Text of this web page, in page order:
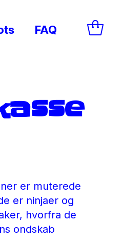
FAQ
er muterede
er ninjaer og
hvorfra de
ondskab